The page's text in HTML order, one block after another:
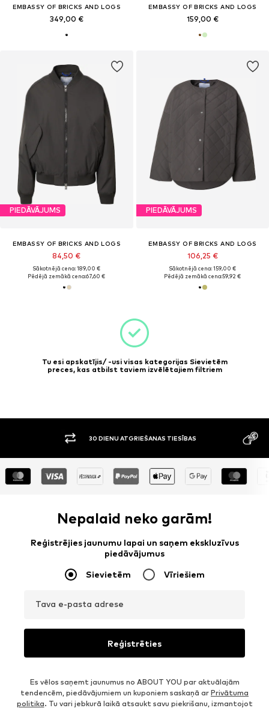
EMBASSY OF BRICKS AND LOGS
349,00 €
EMBASSY OF BRICKS AND LOGS
159,00 €
PIEDĀVĀJUMS
EMBASSY OF BRICKS AND LOGS
84,50 €
Sākotnējā cena: 189,00 €
Pēdējā zemākā cena:67,60 €
PIEDĀVĀJUMS
EMBASSY OF BRICKS AND LOGS
106,25 €
Sākotnējā cena: 159,00 €
Pēdējā zemākā cena:59,92 €
Tu esi apskatījis/ -usi visas kategorijas Sievietēm
preces, kas atbilst taviem izvēlētajiem filtriem
30 DIENU ATGRIEŠANAS TIESĪBAS APMAKSA
Nepalaid neko garām!
Reģistrējies jaunumu lapai un saņem ekskluzīvus
piedāvājumus
Sievietēm Vīriešiem
Tava e-pasta adrese
Reģistrēties
Es vēlos saņemt jaunumus no ABOUT YOU par aktuālajām
tendencēm, piedāvājumiem un kuponiem saskaņā ar Privātuma
politika. Tu vari jebkurā laikā atsaukt savu piekrišanu, izmantojot